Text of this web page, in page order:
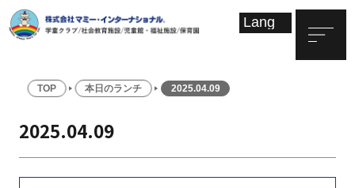
TOP 本日のランチ 2025.04.09
2025.04.09